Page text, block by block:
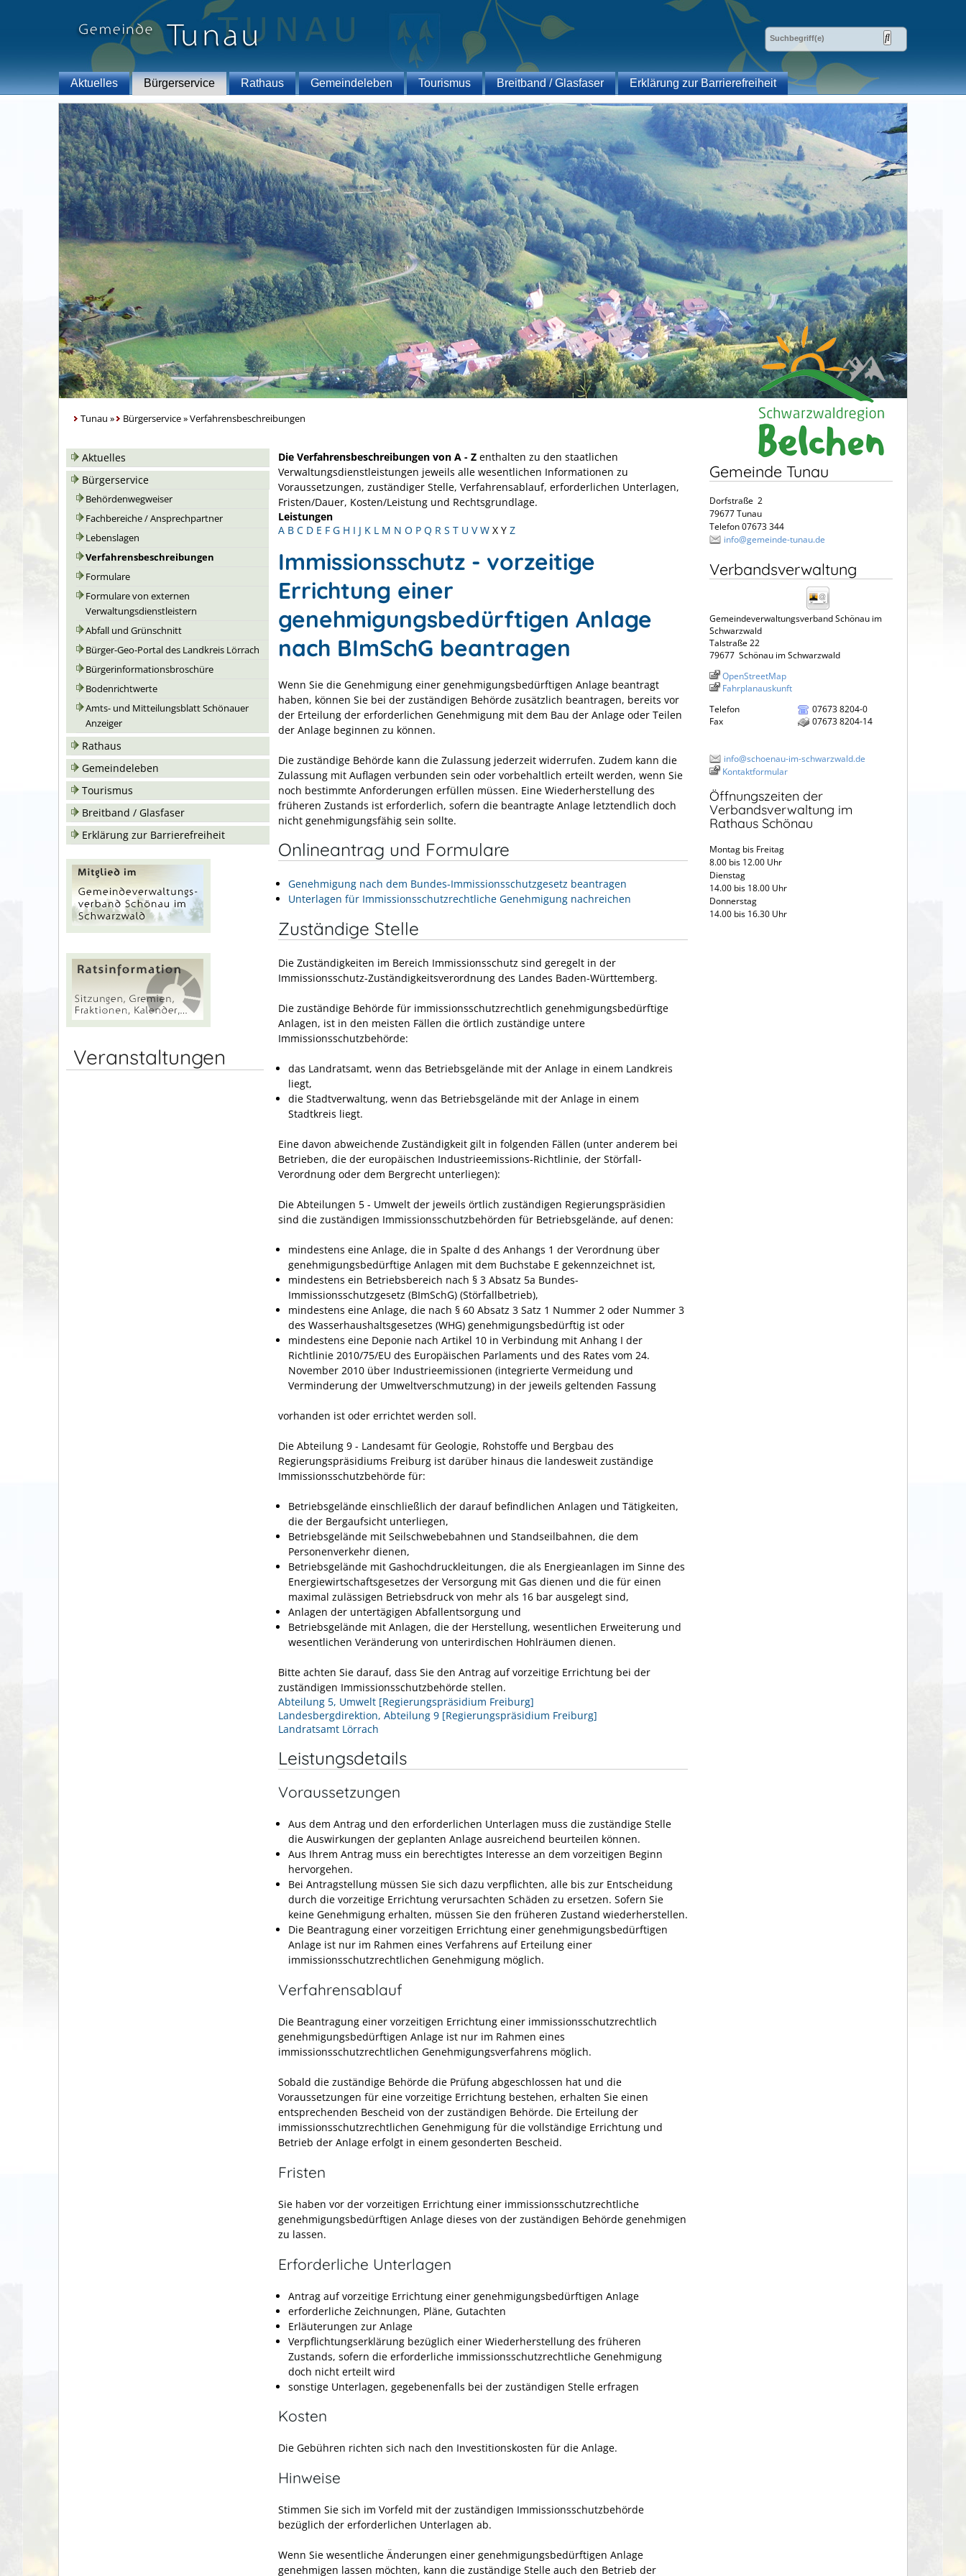
Aktuelles Bürgerservice Rathaus Gemeindeleben Tourismus Breitband / Glasfaser Erklärung zur Barrierefreiheit
Tunau » Bürgerservice»Verfahrensbeschreibungen
Aktuelles
Bürgerservice
Behördenwegweiser
Fachbereiche / Ansprechpartner
Lebenslagen
Verfahrensbeschreibungen
Formulare
Formulare von externen
Verwaltungsdienstleistern
Abfall und Grünschnitt
Bürger-Geo-Portal des Landkreis Lörrach
Bürgerinformationsbroschüre
Bodenrichtwerte
Amts- und Mitteilungsblatt Schönauer
Anzeiger
Rathaus
Gemeindeleben
Tourismus
Breitband / Glasfaser
Erklärung zur Barrierefreiheit
Veranstaltungen
Die Verfahrensbeschreibungen von A - Z enthalten zu den staatlichen
Verwaltungsdienstleistungen jeweils alle wesentlichen Informationen zu
Voraussetzungen, zuständiger Stelle, Verfahrensablauf, erforderlichen Unterlagen,
Fristen/Dauer, Kosten/Leistung und Rechtsgrundlage.
Leistungen
A B C D E F G H I J K L M N O P Q R S T U V W X Y Z
Immissionsschutz - vorzeitige
Errichtung einer
genehmigungsbedürftigen Anlage
nach BImSchG beantragen
Wenn Sie die Genehmigung einer genehmigungsbedürftigen Anlage beantragt
haben, können Sie bei der zuständigen Behörde zusätzlich beantragen, bereits vor
der Erteilung der erforderlichen Genehmigung mit dem Bau der Anlage oder Teilen
der Anlage beginnen zu können.
Die zuständige Behörde kann die Zulassung jederzeit widerrufen. Zudem kann die
Zulassung mit Auflagen verbunden sein oder vorbehaltlich erteilt werden, wenn Sie
noch bestimmte Anforderungen erfüllen müssen. Eine Wiederherstellung des
früheren Zustands ist erforderlich, sofern die beantragte Anlage letztendlich doch
nicht genehmigungsfähig sein sollte.
Onlineantrag und Formulare
Genehmigung nach dem Bundes-Immissionsschutzgesetz beantragen
Unterlagen für Immissionsschutzrechtliche Genehmigung nachreichen
Zuständige Stelle
Die Zuständigkeiten im Bereich Immissionsschutz sind geregelt in der
Immissionsschutz-Zuständigkeitsverordnung des Landes Baden-Württemberg.
Die zuständige Behörde für immissionsschutzrechtlich genehmigungsbedürftige
Anlagen, ist in den meisten Fällen die örtlich zuständige untere
Immissionsschutzbehörde:
das Landratsamt, wenn das Betriebsgelände mit der Anlage in einem Landkreis
liegt,
die Stadtverwaltung, wenn das Betriebsgelände mit der Anlage in einem
Stadtkreis liegt.
Eine davon abweichende Zuständigkeit gilt in folgenden Fällen (unter anderem bei
Betrieben, die der europäischen Industrieemissions-Richtlinie, der Störfall-
Verordnung oder dem Bergrecht unterliegen):
Die Abteilungen 5 - Umwelt der jeweils örtlich zuständigen Regierungspräsidien
sind die zuständigen Immissionsschutzbehörden für Betriebsgelände, auf denen:
mindestens eine Anlage, die in Spalte d des Anhangs 1 der Verordnung über
genehmigungsbedürftige Anlagen mit dem Buchstabe E gekennzeichnet ist,
mindestens ein Betriebsbereich nach § 3 Absatz 5a Bundes-
Immissionsschutzgesetz (BImSchG) (Störfallbetrieb),
mindestens eine Anlage, die nach § 60 Absatz 3 Satz 1 Nummer 2 oder Nummer 3
des Wasserhaushaltsgesetzes (WHG) genehmigungsbedürftig ist oder
mindestens eine Deponie nach Artikel 10 in Verbindung mit Anhang I der
Richtlinie 2010/75/EU des Europäischen Parlaments und des Rates vom 24.
November 2010 über Industrieemissionen (integrierte Vermeidung und
Verminderung der Umweltverschmutzung) in der jeweils geltenden Fassung
vorhanden ist oder errichtet werden soll.
Die Abteilung 9 - Landesamt für Geologie, Rohstoffe und Bergbau des
Regierungspräsidiums Freiburg ist darüber hinaus die landesweit zuständige
Immissionsschutzbehörde für:
Betriebsgelände einschließlich der darauf befindlichen Anlagen und Tätigkeiten,
die der Bergaufsicht unterliegen,
Betriebsgelände mit Seilschwebebahnen und Standseilbahnen, die dem
Personenverkehr dienen,
Betriebsgelände mit Gashochdruckleitungen, die als Energieanlagen im Sinne des
Energiewirtschaftsgesetzes der Versorgung mit Gas dienen und die für einen
maximal zulässigen Betriebsdruck von mehr als 16 bar ausgelegt sind,
Anlagen der untertägigen Abfallentsorgung und
Betriebsgelände mit Anlagen, die der Herstellung, wesentlichen Erweiterung und
wesentlichen Veränderung von unterirdischen Hohlräumen dienen.
Bitte achten Sie darauf, dass Sie den Antrag auf vorzeitige Errichtung bei der
zuständigen Immissionsschutzbehörde stellen.
Abteilung 5, Umwelt [Regierungspräsidium Freiburg]
Landesbergdirektion, Abteilung 9 [Regierungspräsidium Freiburg]
Landratsamt Lörrach
Leistungsdetails
Voraussetzungen
Aus dem Antrag und den erforderlichen Unterlagen muss die zuständige Stelle
die Auswirkungen der geplanten Anlage ausreichend beurteilen können.
Aus Ihrem Antrag muss ein berechtigtes Interesse an dem vorzeitigen Beginn
hervorgehen.
Bei Antragstellung müssen Sie sich dazu verpflichten, alle bis zur Entscheidung
durch die vorzeitige Errichtung verursachten Schäden zu ersetzen. Sofern Sie
keine Genehmigung erhalten, müssen Sie den früheren Zustand wiederherstellen.
Die Beantragung einer vorzeitigen Errichtung einer genehmigungsbedürftigen
Anlage ist nur im Rahmen eines Verfahrens auf Erteilung einer
immissionsschutzrechtlichen Genehmigung möglich.
Verfahrensablauf
Die Beantragung einer vorzeitigen Errichtung einer immissionsschutzrechtlich
genehmigungsbedürftigen Anlage ist nur im Rahmen eines
immissionsschutzrechtlichen Genehmigungsverfahrens möglich.
Sobald die zuständige Behörde die Prüfung abgeschlossen hat und die
Voraussetzungen für eine vorzeitige Errichtung bestehen, erhalten Sie einen
entsprechenden Bescheid von der zuständigen Behörde. Die Erteilung der
immissionsschutzrechtlichen Genehmigung für die vollständige Errichtung und
Betrieb der Anlage erfolgt in einem gesonderten Bescheid.
Fristen
Sie haben vor der vorzeitigen Errichtung einer immissionsschutzrechtliche
genehmigungsbedürftigen Anlage dieses von der zuständigen Behörde genehmigen
zu lassen.
Erforderliche Unterlagen
Antrag auf vorzeitige Errichtung einer genehmigungsbedürftigen Anlage
erforderliche Zeichnungen, Pläne, Gutachten
Erläuterungen zur Anlage
Verpflichtungserklärung bezüglich einer Wiederherstellung des früheren
Zustands, sofern die erforderliche immissionsschutzrechtliche Genehmigung
doch nicht erteilt wird
sonstige Unterlagen, gegebenenfalls bei der zuständigen Stelle erfragen
Kosten
Die Gebühren richten sich nach den Investitionskosten für die Anlage.
Hinweise
Stimmen Sie sich im Vorfeld mit der zuständigen Immissionsschutzbehörde
bezüglich der erforderlichen Unterlagen ab.
Wenn Sie wesentliche Änderungen einer genehmigungsbedürftigen Anlage
genehmigen lassen möchten, kann die zuständige Stelle auch den Betrieb der
Gemeinde Tunau
Dorfstraße 2
79677 Tunau
Telefon 07673 344
info@gemeinde-tunau.de
Verbandsverwaltung
Gemeindeverwaltungsverband Schönau im
Schwarzwald
Talstraße 22
79677 Schönau im Schwarzwald
OpenStreetMap
Fahrplanauskunft
Telefon
07673 8204-0
Fax
07673 8204-14
info@schoenau-im-schwarzwald.de
Kontaktformular
Öffnungszeiten der
Verbandsverwaltung im
Rathaus Schönau
Montag bis Freitag
8.00 bis 12.00 Uhr
Dienstag
14.00 bis 18.00 Uhr
Donnerstag
14.00 bis 16.30 Uhr